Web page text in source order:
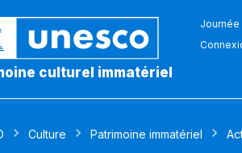
culturel immatériel
Journée
Culture Patrimoine immatériel